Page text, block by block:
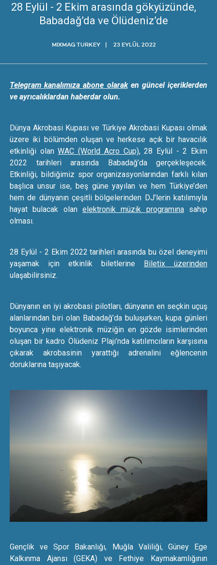
28 Eylül - 2 Ekim arasında gökyüzünde,
Babadağ’da ve Ölüdeniz’de
MIXMAG TURKEY 23 EYLÜL 2022
Telegram kanalımıza abone olaraken güncel içeriklerden
ve ayrıcalıklardan haberdar olun.
Dünya Akrobasi Kupası ve Türkiye Akrobasi Kupası olmak
üzere iki bölümden oluşan ve herkese açık bir havacılık
etkinliği olanWAC (World Acro Cup), 28 Eylül - 2 Ekim
2022 tarihleri arasında Babadağ’da gerçekleşecek.
Etkinliği, bildiğimiz spor organizasyonlarından farklı kılan
başlıca unsur ise, beş güne yayılan ve hem Türkiye’den
hem de dünyanın çeşitli bölgelerinden DJ’lerin katılımıyla
hayat bulacak olan elektronik müzik programınasahip
olması.
28 Eylül - 2 Ekim 2022 tarihleri arasında bu özel deneyimi
yaşamak için etkinlik biletlerine Biletix üzerinden
ulaşabilirsiniz.
Dünyanın en iyi akrobasi pilotları, dünyanın en seçkin uçuş
alanlarından biri olan Babadağ’da buluşurken, kupa günleri
boyunca yine elektronik müziğin en gözde isimlerinden
oluşan bir kadro Ölüdeniz Plajı’nda katılımcıların karşısına
çıkarak akrobasinin yarattığı adrenalini eğlencenin
doruklarına taşıyacak.
Gençlik ve Spor Bakanlığı, Muğla Valiliği, Güney Ege
Kalkınma Ajansı (GEKA) ve Fethiye Kaymakamlığının